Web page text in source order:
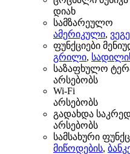
დიახ
სამზარეულო
ამერიკული,
ფუნქციები
გრილი,
საზაფხულო
არსებობს
Wi-Fi
არსებობს
გადახდა
არსებობს
სამსახური
მიწოდების,